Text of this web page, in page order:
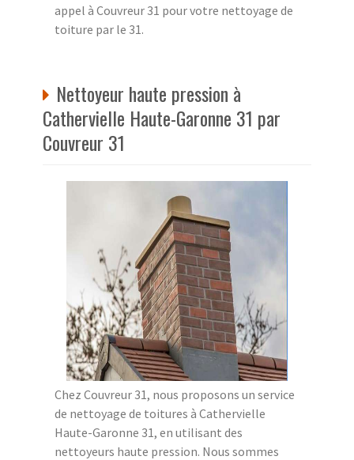
appel à Couvreur 31 pour votre nettoyage de
toiture par le 31.
Nettoyeur haute pression à
Cathervielle Haute-Garonne 31 par
Couvreur 31
Chez Couvreur 31, nous proposons un service
de nettoyage de toitures à Cathervielle
Haute-Garonne 31, en utilisant des
nettoyeurs haute pression. Nous sommes